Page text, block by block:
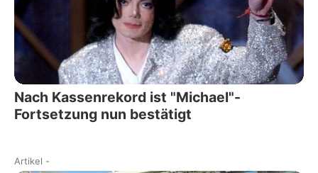
Nach Kassenrekord ist "Michael"-
Fortsetzung nun bestätigt
Artikel -